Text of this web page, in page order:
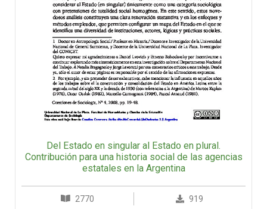
Del Estado en singular al Estado en plural.
Contribución para una historia social de las agencias
estatales en la Argentina
2770 919